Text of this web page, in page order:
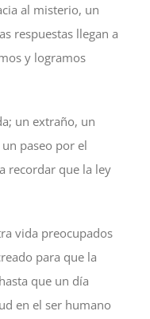
al misterio, un
respuestas llegan a
y logramos
un extraño, un
paseo por el
recordar que la ley
vida preocupados
para que la
que un día
en el ser humano